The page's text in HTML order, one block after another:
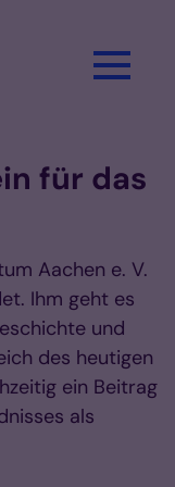
für das
Aachen e. V.
Ihm geht es
und
des heutigen
ein Beitrag
als